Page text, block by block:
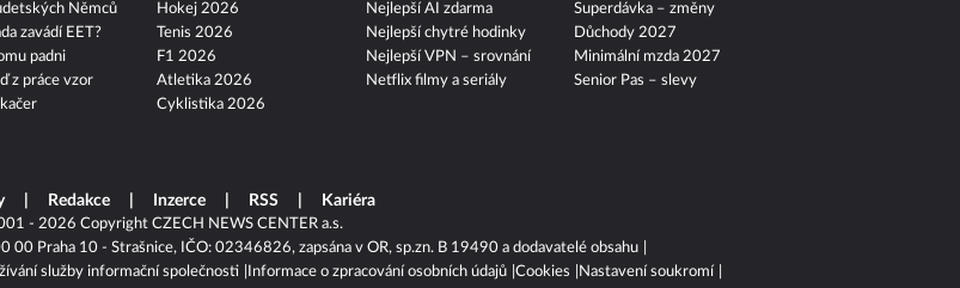
Němců
zavádí EET?
padni
z práce vzor
Hokej 2026
Tenis 2026
F1 2026
Atletika 2026
Cyklistika 2026
Nejlepší AI zdarma
Nejlepší chytré hodinky
Nejlepší VPN – srovnání
Netflix filmy a seriály
Superdávka – změny
Důchody 2027
Minimální mzda 2027
Senior Pas – slevy
Redakce Inzerce RSS Kariéra
- 2026 Copyright CZECH NEWS CENTER a.s.
Praha 10 - Strašnice, IČO: 02346826, zapsána v OR, sp.zn. B 19490 a dodavatelé obsahu
služby informační společnosti Informace o zpracování osobních údajů Cookies Nastavení soukromí